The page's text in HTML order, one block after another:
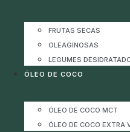
FRUTAS SECAS
OLEAGINOSAS
LEGUMES
ÓLEO DE COCO
ÓLEO DE COCO MCT
ÓLEO DE COCO EXTRA